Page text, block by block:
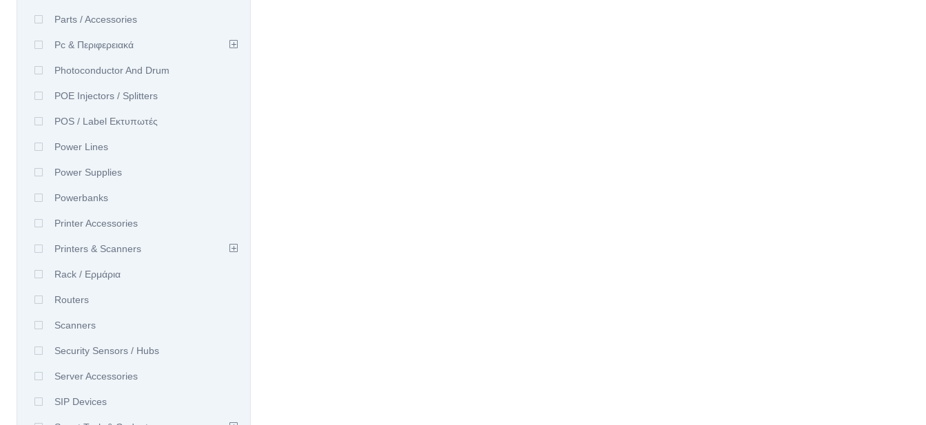
Parts / Accessories
Pc & Περιφερειακά
Photoconductor And Drum
POE Injectors / Splitters
POS / Label Εκτυπωτές
Power Lines
Power Supplies
Powerbanks
Printer Accessories
Printers & Scanners
Rack / Ερμάρια
Routers
Scanners
Security Sensors / Hubs
Server Accessories
SIP Devices